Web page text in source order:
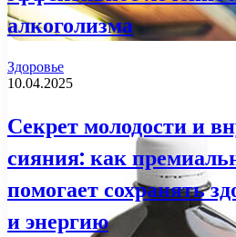
алкоголизма
Здоровье
10.04.2025
Секрет молодости и
сияния: как
помогает сохранять
и энергию